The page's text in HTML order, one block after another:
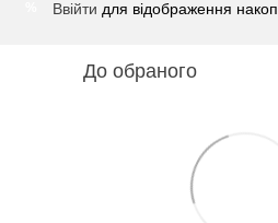
Ввійти для відображення
До обраного